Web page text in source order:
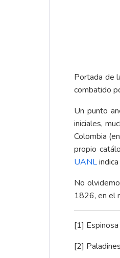
Portada de
combatido
Un punto
iniciales,
Colombia
propio
UANL
No
1826, en el
[1]
[2]